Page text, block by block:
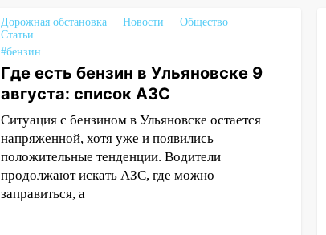
Дорожная обстановка Новости
Общество
Статьи
#бензин
Где есть бензин в Ульяновске 9
августа: список АЗС
Ситуация с бензином в Ульяновске остается
напряженной, хотя уже и появились
положительные тенденции. Водители
продолжают искать АЗС, где можно
заправиться, а